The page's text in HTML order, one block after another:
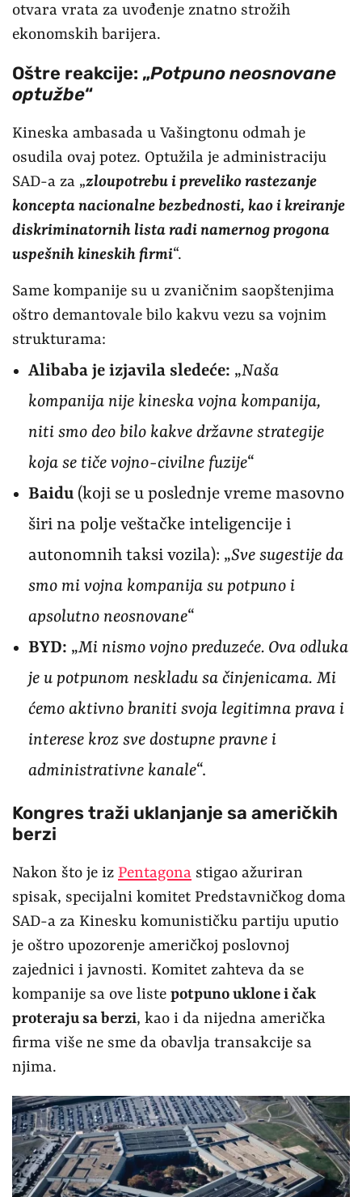
otvara vrata za uvođenje znatno strožih
ekonomskih barijera.
Oštre reakcije: „Potpuno neosnovane
optužbe“
Kineska ambasada u Vašingtonu odmah je
osudila ovaj potez. Optužila je administraciju
SAD-a za „zloupotrebu i preveliko rastezanje
koncepta nacionalne bezbednosti, kao i kreiranje
diskriminatornih lista radi namernog progona
uspešnih kineskih firmi“.
Same kompanije su u zvaničnim saopštenjima
oštro demantovale bilo kakvu vezu sa vojnim
strukturama:
Alibaba je izjavila sledeće: „Naša
kompanija nije kineska vojna kompanija,
niti smo deo bilo kakve državne strategije
koja se tiče vojno-civilne fuzije“
Baidu (koji se u poslednje vreme masovno
širi na polje veštačke inteligencije i
autonomnih taksi vozila): „Sve sugestije da
smo mi vojna kompanija su potpuno i
apsolutno neosnovane“
BYD: „Mi nismo vojno preduzeće. Ova odluka
je u potpunom neskladu sa činjenicama. Mi
ćemo aktivno braniti svoja legitimna prava i
interese kroz sve dostupne pravne i
administrativne kanale“.
Kongres traži uklanjanje sa američkih
berzi
Nakon što je iz Pentagona stigao ažuriran
spisak, specijalni komitet Predstavničkog doma
SAD-a za Kinesku komunističku partiju uputio
je oštro upozorenje američkoj poslovnoj
zajednici i javnosti. Komitet zahteva da se
kompanije sa ove liste potpuno uklone i čak
proteraju sa berzi, kao i da nijedna američka
firma više ne sme da obavlja transakcije sa
njima.